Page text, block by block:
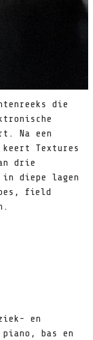
die
Na een
Textures
drie
in diepe lagen
field
en
bas en